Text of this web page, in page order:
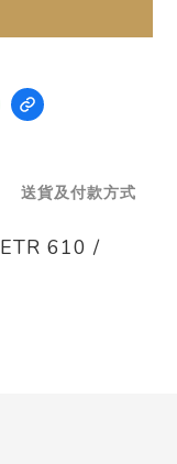
送貨及付款方式
610 /